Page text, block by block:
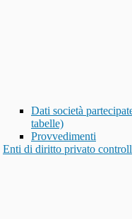
Dati società
tabelle)
Provvedimenti
Enti di diritto privato